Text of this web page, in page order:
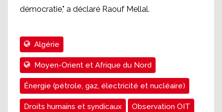
démocratie," a déclaré Raouf Mellal.
Algérie
Moyen-Orient et Afrique du Nord
Énergie (pétrole, gaz, électricité et nucléaire)
Droits humains et syndicaux Observation OIT